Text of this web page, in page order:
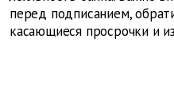
перед подписанием,
касающиеся просрочки и